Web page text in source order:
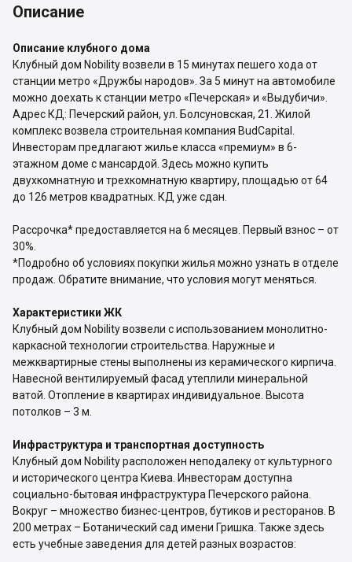
Описание
Описание клубного дома
Клубный дом Nobility возвели в 15 минутах пешего хода от
станции метро «Дружбы народов». За 5 минут на автомобиле
можно доехать к станции метро «Печерская» и «Выдубичи».
Адрес КД: Печерский район, ул. Болсуновская, 21. Жилой
комплекс возвела строительная компания BudCapital.
Инвесторам предлагают жилье класса «премиум» в 6-
этажном доме с мансардой. Здесь можно купить
двухкомнатную и трехкомнатную квартиру, площадью от 64
до 126 метров квадратных. КД уже сдан.
Рассрочка* предоставляется на 6 месяцев. Первый взнос – от
30%.
*Подробно об условиях покупки жилья можно узнать в отделе
продаж. Обратите внимание, что условия могут меняться.
Характеристики ЖК
Клубный дом Nobility возвели с использованием монолитно-
каркасной технологии строительства. Наружные и
межквартирные стены выполнены из керамического кирпича.
Навесной вентилируемый фасад утеплили минеральной
ватой. Отопление в квартирах индивидуальное. Высота
потолков – 3 м.
Инфраструктура и транспортная доступность
Клубный дом Nobility расположен неподалеку от культурного
и исторического центра Киева. Инвесторам доступна
социально-бытовая инфраструктура Печерского района.
Вокруг – множество бизнес-центров, бутиков и ресторанов. В
200 метрах – Ботанический сад имени Гришка. Также здесь
есть учебные заведения для детей разных возрастов: